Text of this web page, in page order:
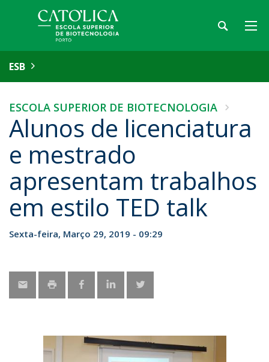
ESB
ESCOLA SUPERIOR DE BIOTECNOLOGIA
Alunos de licenciatura
e mestrado
apresentam trabalhos
em estilo TED talk
Sexta-feira, Março 29, 2019 - 09:29